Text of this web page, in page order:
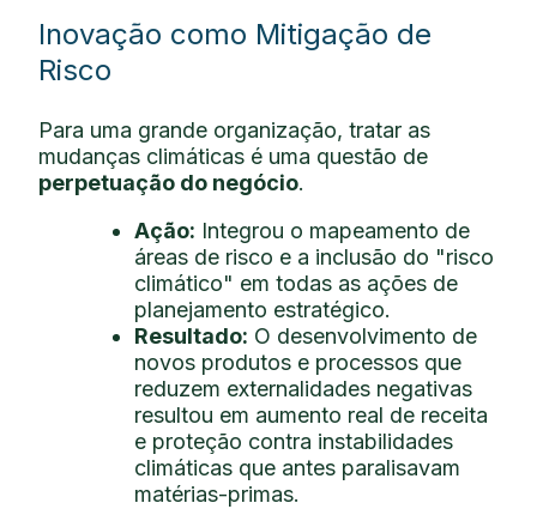
Inovação como Mitigação de
Risco
Para uma grande organização, tratar as
mudanças climáticas é uma questão de
perpetuação do negócio.
Ação: Integrou o mapeamento de
áreas de risco e a inclusão do "risco
climático" em todas as ações de
planejamento estratégico.
Resultado: O desenvolvimento de
novos produtos e processos que
reduzem externalidades negativas
resultou em aumento real de receita
e proteção contra instabilidades
climáticas que antes paralisavam
matérias-primas.